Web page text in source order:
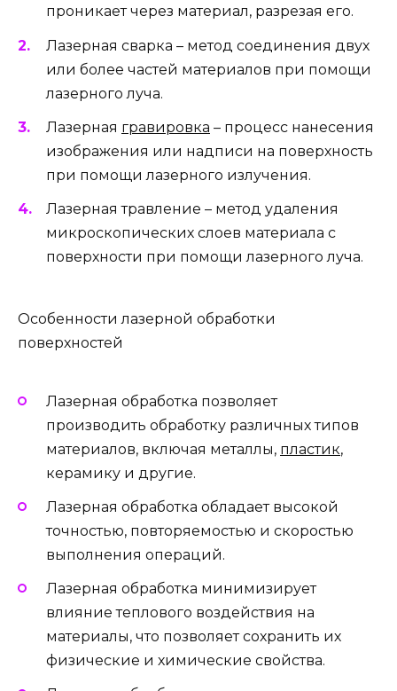
проникает через материал, разрезая его.
Лазерная сварка – метод соединения двух
или более частей материалов при помощи
лазерного луча.
Лазерная гравировка – процесс нанесения
изображения или надписи на поверхность
при помощи лазерного излучения.
Лазерная травление – метод удаления
микроскопических слоев материала с
поверхности при помощи лазерного луча.
Особенности лазерной обработки
поверхностей
Лазерная обработка позволяет
производить обработку различных типов
материалов, включая металлы, пластик,
керамику и другие.
Лазерная обработка обладает высокой
точностью, повторяемостью и скоростью
выполнения операций.
Лазерная обработка минимизирует
влияние теплового воздействия на
материалы, что позволяет сохранить их
физические и химические свойства.